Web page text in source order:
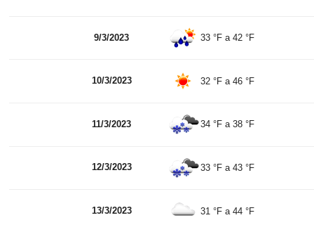
9/3/2023 33 °F a42 °F
10/3/2023 32 °F a46 °F
11/3/2023 34 °F a38 °F
12/3/2023 33 °F a43 °F
13/3/2023 31 °F a44 °F